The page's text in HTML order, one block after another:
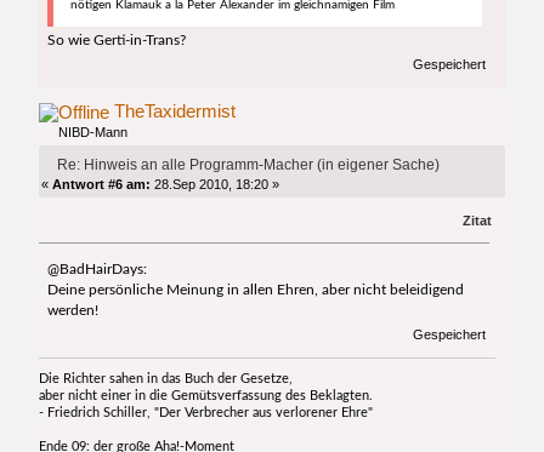
nötigen Klamauk a la Peter Alexander im gleichnamigen Film
So wie Gerti-in-Trans?
Gespeichert
TheTaxidermist
NIBD-Mann
Re: Hinweis an alle Programm-Macher (in eigener Sache)
«Antwort #6 am: 28.Sep 2010, 18:20 »
Zitat
@BadHairDays:
Deine persönliche Meinung in allen Ehren, aber nicht beleidigend
werden!
Gespeichert
Die Richter sahen in das Buch der Gesetze,
aber nicht einer in die Gemütsverfassung des Beklagten.
- Friedrich Schiller, "Der Verbrecher aus verlorener Ehre"
Ende 09: der große Aha!-Moment